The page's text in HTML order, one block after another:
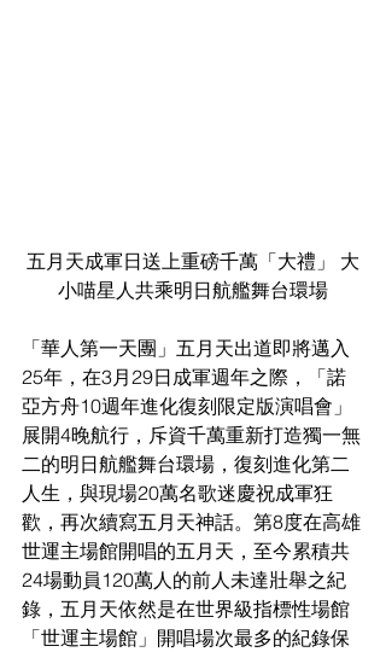
五月天成軍日送上重磅千萬「大禮」 大
小喵星人共乘明日航艦舞台環場
「華人第一天團」五月天出道即將邁入
25年，在3月29日成軍週年之際，「諾
亞方舟10週年進化復刻限定版演唱會」
展開4晚航行，斥資千萬重新打造獨一無
二的明日航艦舞台環場，復刻進化第二
人生，與現場20萬名歌迷慶祝成軍狂
歡，再次續寫五月天神話。第8度在高雄
世運主場館開唱的五月天，至今累積共
24場動員120萬人的前人未達壯舉之紀
錄，五月天依然是在世界級指標性場館
「世運主場館」開唱場次最多的紀錄保